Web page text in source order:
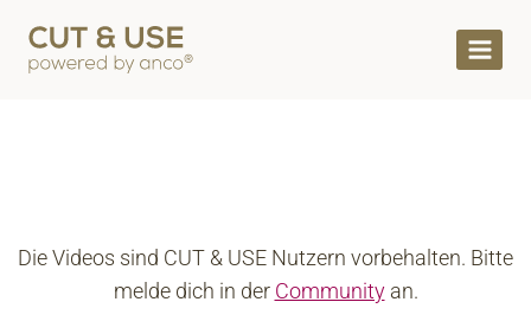
Die Videos sind CUT & USE Nutzern vorbehalten. Bitte
melde dich in der Communityan.